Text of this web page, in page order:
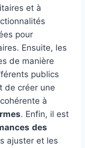
et à
pour
Ensuite, les
de manière
publics
de créer une
à
. Enfin, il est
des
ajuster et les